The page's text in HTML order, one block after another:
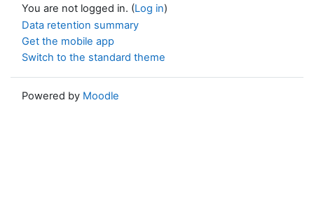
You are not logged in. (Log in)
Data retention summary
Get the mobile app
Switch to the standard theme
Powered by Moodle